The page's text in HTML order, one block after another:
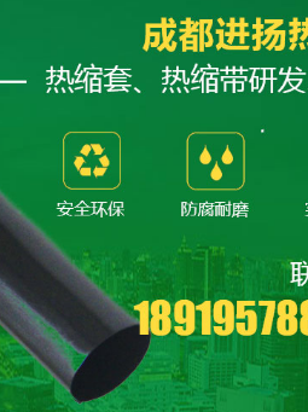
冷缠带
补伤片
粘弹体
部分规格型号